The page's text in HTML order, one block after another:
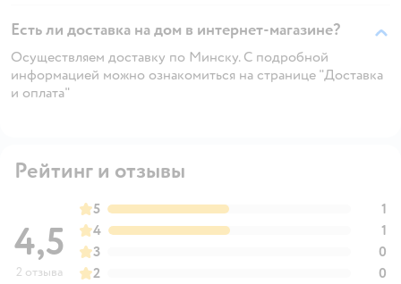
Есть ли доставка на дом в интернет-магазине?
Осуществляем доставку по Минску. С подробной
информацией можно ознакомиться на странице "Доставка
и оплата"
Рейтинг и отзывы
4,5
2 отзыва
5
1
4
1
3
0
2
0